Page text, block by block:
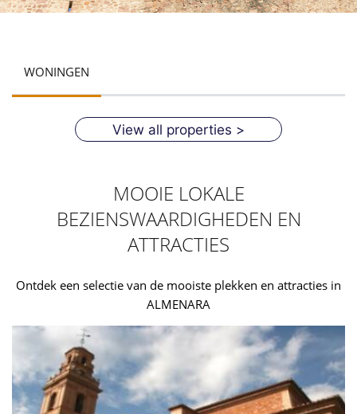
WONINGEN
View all properties >
MOOIE LOKALE
BEZIENSWAARDIGHEDEN EN
ATTRACTIES
Ontdek een selectie van de mooiste plekken en attracties in
ALMENARA